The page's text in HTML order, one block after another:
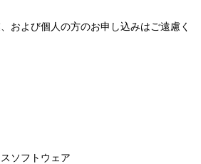
および個人の方のお申し込みはご遠慮く
ソフトウェア